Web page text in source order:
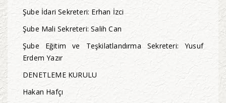
Şube İdari Sekreteri: Erhan İzci
Şube Mali Sekreteri: Salih Can
Şube Eğitim ve Teşkilatlandırma Sekreteri: Yusuf
Erdem Yazır
DENETLEME KURULU
Hakan Hafçı